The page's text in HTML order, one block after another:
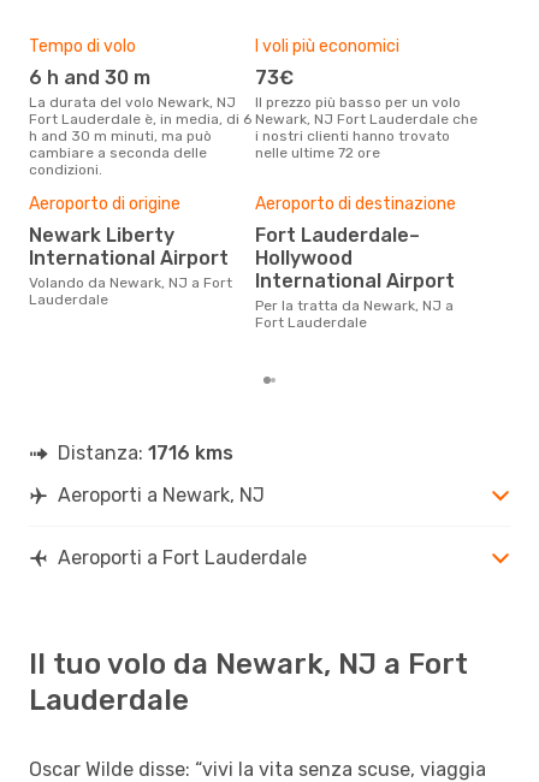
Frontier Airlines
1 Scalo
EWR - FLL
Frontier Airlines 1 Scalo
FLL - EWR
Tempo di volo
6 h and 30 m
La durata del volo Newark, NJ
Fort Lauderdale è, in media, di 6
h and 30 m minuti, ma può
cambiare a seconda delle
condizioni.
I voli più economici
73€
Il prezzo più basso per un volo
Newark, NJ Fort Lauderdale che
i nostri clienti hanno trovato
nelle ultime 72 ore
Aeroporto di origine
Newark Liberty
International Airport
Volando da Newark, NJ a Fort
Lauderdale
Aeroporto di destinazione
Fort Lauderdale–
Hollywood
International Airport
Per la tratta da Newark, NJ a
Fort Lauderdale
Distanza: 1716 kms
Aeroporti a Newark, NJ
Aeroporti a Fort Lauderdale
Il tuo volo da Newark, NJ a Fort
Lauderdale
Oscar Wilde disse: “vivi la vita senza scuse, viaggia